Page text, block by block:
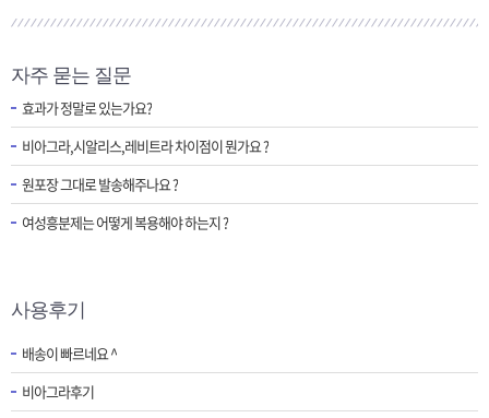
자주 묻는 질문
효과가 정말로 있는가요?
비아그라,시알리스,레비트라 차이점이 뭔가요 ?
원포장 그대로 발송해주나요 ?
여성흥분제는 어떻게 복용해야 하는지 ?
사용후기
배송이 빠르네요 ^
비아그라후기